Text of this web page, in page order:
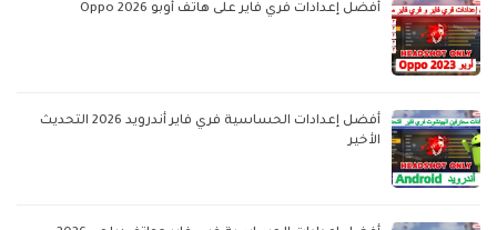
أفضل إعدادات فري فاير على هاتف أوبو Oppo 2026
أفضل إعدادات الحساسية فري فاير أندرويد 2026 التحديث
الأخير